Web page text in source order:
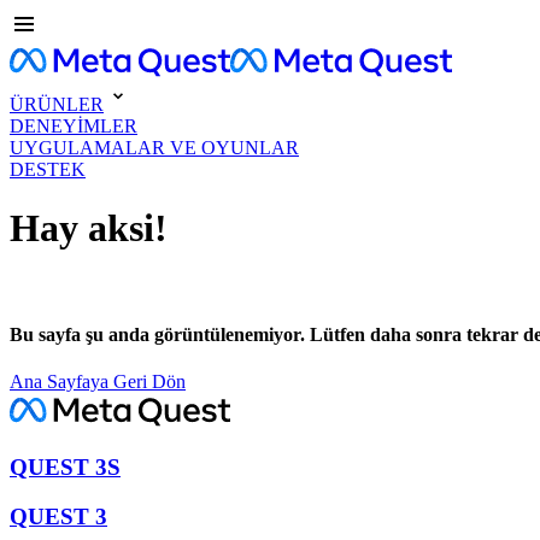
ÜRÜNLER
DENEYİMLER
UYGULAMALAR VE OYUNLAR
DESTEK
Hay aksi!
Bu sayfa şu anda görüntülenemiyor. Lütfen daha sonra tekrar
Ana Sayfaya Geri Dön
QUEST 3S
QUEST 3